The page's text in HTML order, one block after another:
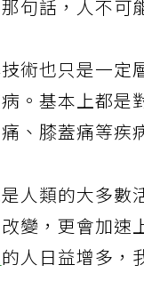
句話，人不可
術也只是一
。基本上都
、膝蓋痛等疾
人類的大多
變，更會加
的人日益增多，